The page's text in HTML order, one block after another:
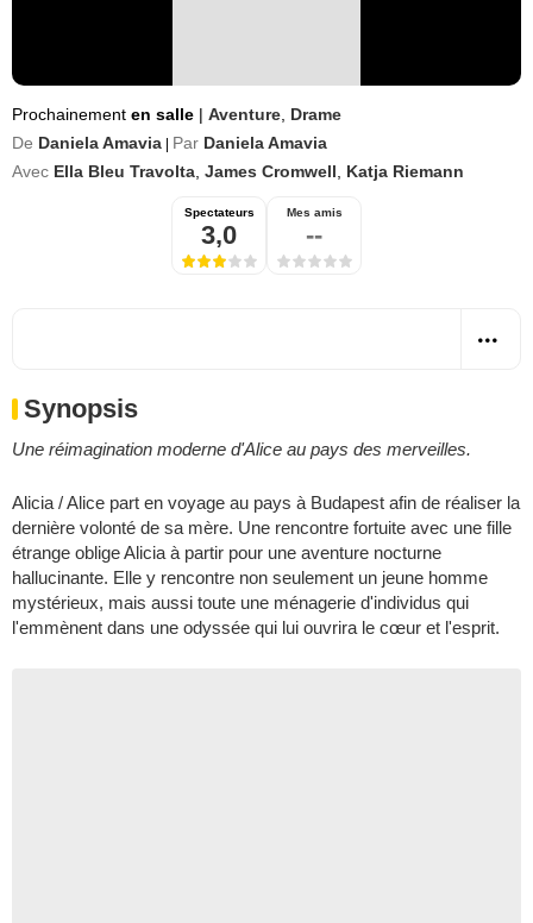
Prochainement en salle | Aventure Drame
De Daniela Amavia Par Daniela Amavia
Avec Ella Bleu Travolta James Cromwell Katja Riemann
Spectateurs
3,0
Mes amis
--
Synopsis
Une réimagination moderne d'Alice au pays des merveilles.
Alicia / Alice part en voyage au pays à Budapest afin de réaliser la
dernière volonté de sa mère. Une rencontre fortuite avec une fille
étrange oblige Alicia à partir pour une aventure nocturne
hallucinante. Elle y rencontre non seulement un jeune homme
mystérieux, mais aussi toute une ménagerie d'individus qui
l'emmènent dans une odyssée qui lui ouvrira le cœur et l'esprit.